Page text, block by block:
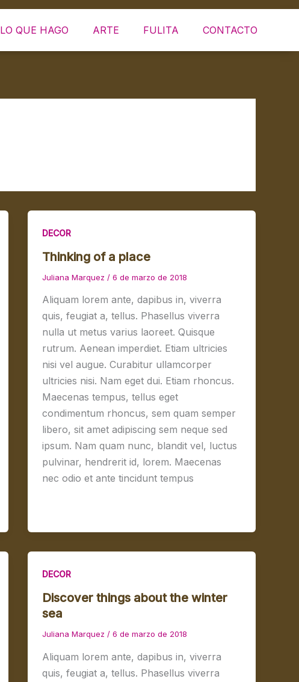
LO QUE HAGO ARTE FULITA CONTACTO
DECOR
Thinking of a place
Juliana Marquez /6 de marzo de 2018
Aliquam lorem ante, dapibus in, viverra
quis, feugiat a, tellus. Phasellus viverra
nulla ut metus varius laoreet. Quisque
rutrum. Aenean imperdiet. Etiam ultricies
nisi vel augue. Curabitur ullamcorper
ultricies nisi. Nam eget dui. Etiam rhoncus.
Maecenas tempus, tellus eget
condimentum rhoncus, sem quam semper
libero, sit amet adipiscing sem neque sed
ipsum. Nam quam nunc, blandit vel, luctus
pulvinar, hendrerit id, lorem. Maecenas
nec odio et ante tincidunt tempus
DECOR
Discover things about the winter
sea
Juliana Marquez /6 de marzo de 2018
Aliquam lorem ante, dapibus in, viverra
quis, feugiat a, tellus. Phasellus viverra